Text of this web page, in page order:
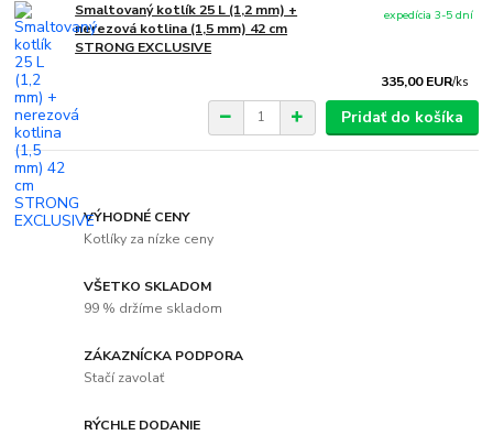
Smaltovaný kotlík 25 L (1,2 mm) +
nerezová kotlina (1,5 mm) 42 cm
STRONG EXCLUSIVE
335,00 EUR/ks
expedícia 3-5 dní
Pridať do košíka
VÝHODNÉ CENY
Kotlíky za nízke ceny
VŠETKO SKLADOM
99 % držíme skladom
ZÁKAZNÍCKA PODPORA
Stačí zavolať
RÝCHLE DODANIE